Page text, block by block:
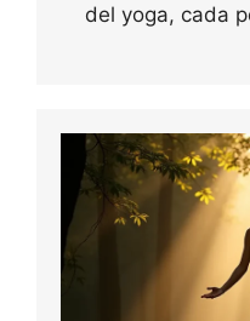
del yoga, cada